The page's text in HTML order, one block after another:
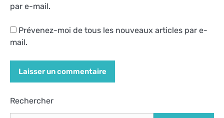
par e-mail.
Prévenez-moi de tous les nouveaux articles par e-
mail.
Alternative:
Rechercher